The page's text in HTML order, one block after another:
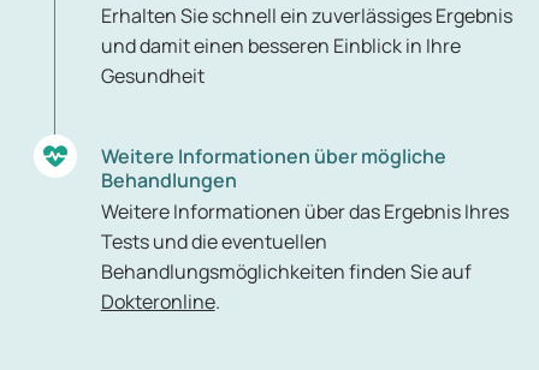
Erhalten Sie schnell ein zuverlässiges Ergebnis
und damit einen besseren Einblick in Ihre
Gesundheit
Weitere Informationen über mögliche
Behandlungen
Weitere Informationen über das Ergebnis Ihres
Tests und die eventuellen
Behandlungsmöglichkeiten finden Sie auf
Dokteronline.